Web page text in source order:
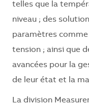
telles que la
niveau ; des
paramètres comme
tension ; ainsi que
avancées pour la
de leur état et la
La division